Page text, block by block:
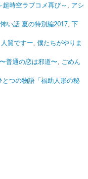
超時空ラブコメ再び～ , アシ
い話 夏の特別編2017, 下
質ですー, 僕たちがやりま
普通の恋は邪道〜, ごめん
とつの物語「福助人形の秘